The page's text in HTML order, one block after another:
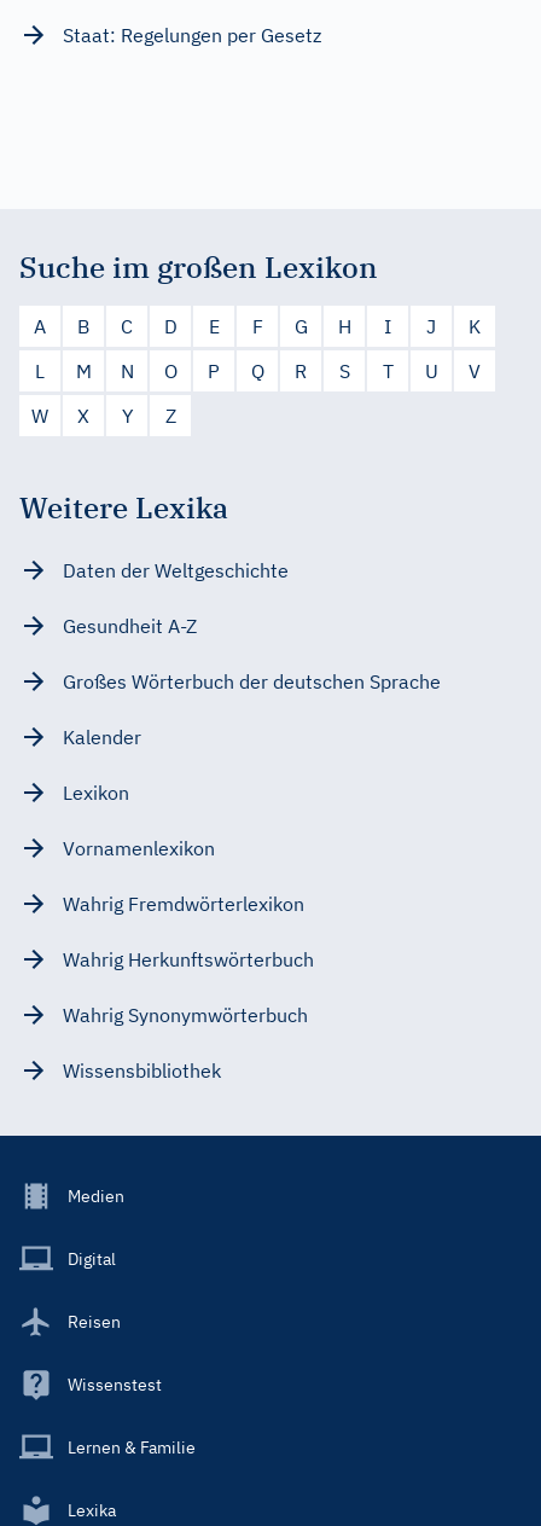
Staat: Regelungen per Gesetz
Suche im großen Lexikon
A B C D E F G H I J
K
L
M N O P Q R S T U
V
W
X Y Z
Weitere Lexika
Daten der Weltgeschichte
Gesundheit A-Z
Großes Wörterbuch der deutschen Sprache
Kalender
Lexikon
Vornamenlexikon
Wahrig Fremdwörterlexikon
Wahrig Herkunftswörterbuch
Wahrig Synonymwörterbuch
Wissensbibliothek
Footer
Main
Medien
Digital
Reisen
Wissenstest
Lernen & Familie
Lexika